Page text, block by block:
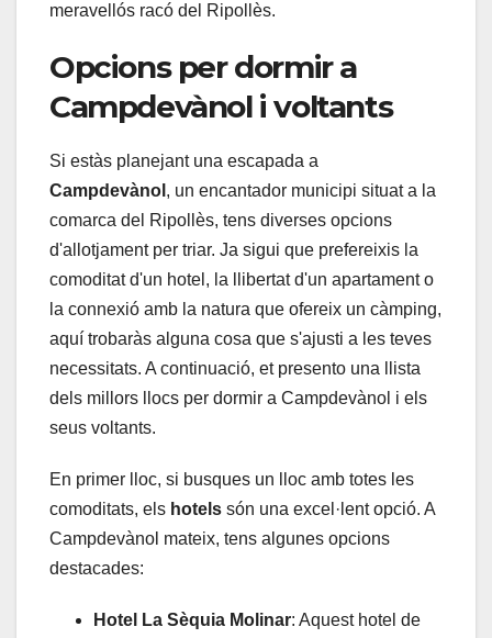
meravellós racó del Ripollès.
Opcions per dormir a
Campdevànol i voltants
Si estàs planejant una escapada a
Campdevànol , un encantador municipi situat a la
comarca del Ripollès, tens diverses opcions
d'allotjament per triar. Ja sigui que prefereixis la
comoditat d'un hotel, la llibertat d'un apartament o
la connexió amb la natura que ofereix un càmping,
aquí trobaràs alguna cosa que s'ajusti a les teves
necessitats. A continuació, et presento una llista
dels millors llocs per dormir a Campdevànol i els
seus voltants.
En primer lloc, si busques un lloc amb totes les
comoditats, els hotels són una excel·lent opció. A
Campdevànol mateix, tens algunes opcions
destacades:
Hotel La Sèquia Molinar: Aquest hotel de